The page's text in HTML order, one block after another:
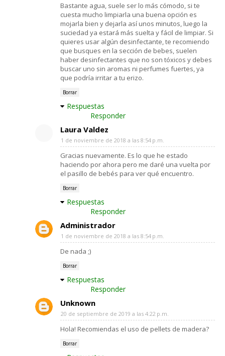
Bastante agua, suele ser lo más cómodo, si te
cuesta mucho limpiarla una buena opción es
mojarla bien y dejarla así unos minutos, luego la
suciedad ya estará más suelta y fácil de limpiar. Si
quieres usar algún desinfectante, te recomiendo
que busques en la sección de bebes, suelen
haber desinfectantes que no son tóxicos y debes
buscar uno sin aromas ni perfumes fuertes, ya
que podría irritar a tu erizo.
Borrar
Respuestas
Responder
Laura Valdez
1 de noviembre de 2018 a las 8:54 p.m.
Gracias nuevamente. Es lo que he estado
haciendo por ahora pero me daré una vuelta por
el pasillo de bebés para ver qué encuentro.
Borrar
Respuestas
Responder
Administrador
1 de noviembre de 2018 a las 8:54 p.m.
De nada ;)
Borrar
Respuestas
Responder
Unknown
20 de septiembre de 2019 a las 4:22 p.m.
Hola! Recomiendas el uso de pellets de madera?
Borrar